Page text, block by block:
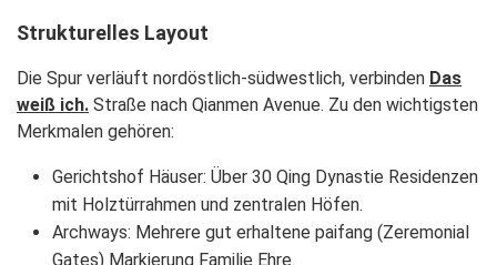
Strukturelles Layout
Die Spur verläuft nordöstlich-südwestlich, verbinden Das
weiß ich. Straße nach Qianmen Avenue. Zu den wichtigsten
Merkmalen gehören:
Gerichtshof Häuser: Über 30 Qing Dynastie Residenzen
mit Holztürrahmen und zentralen Höfen.
Archways: Mehrere gut erhaltene paifang (Zeremonial
Gates) Markierung Familie Ehre.